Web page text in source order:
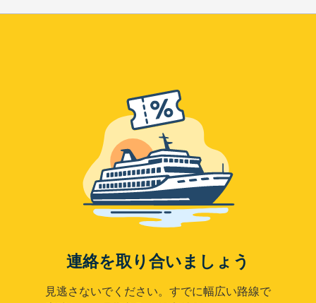
連絡を取り合いましょう
見逃さないでください。すでに幅広い路線で